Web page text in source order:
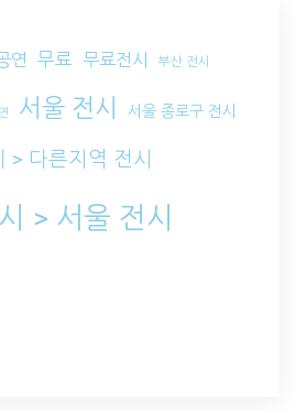
연 무료 무료전시 부산 전시
서울 전시 서울 종로구 전시
> 다른지역 전시
> 서울 전시